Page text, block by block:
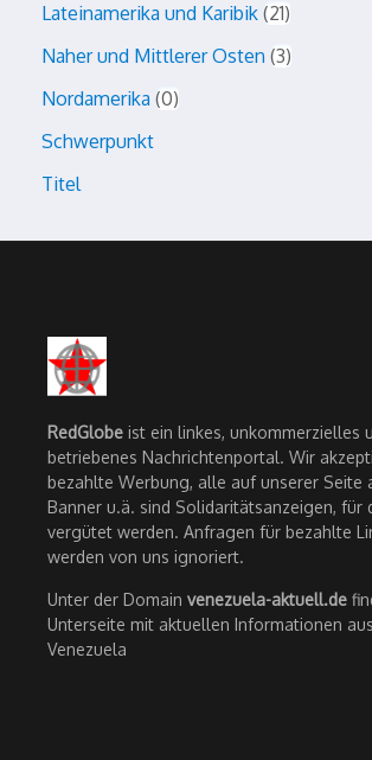
Lateinamerika und Karibik 21
Naher und Mittlerer Osten 3
Nordamerika 0
Schwerpunkt
Titel
RedGlobe ist ein linkes, unkommerzielles
betriebenes Nachrichtenportal. Wir
bezahlte Werbung, alle auf unserer Seite
Banner u.ä. sind Solidaritätsanzeigen, für
vergütet werden. Anfragen für bezahlte
werden von uns ignoriert.
Unter der Domain venezuela-aktuell.de
Unterseite mit aktuellen Informationen
Venezuela